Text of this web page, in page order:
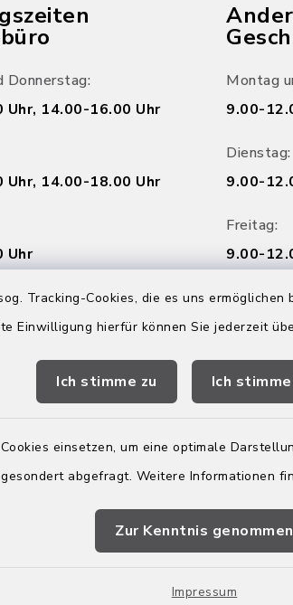
Tracking-Cookies, die es uns
Einwilligung hierfür können Sie jederzeit
Ich stimme zu Ich
einsetzen, um eine optimale
abgefragt. Weitere Informationen
Zur Kenntnis genommen
Impressum
Donnerstag:
Uhr, 14.00-16.00 Uhr
Uhr, 14.00-18.00 Uhr
Uhr
Montag
9.00-
Dienstag:
9.00-
Freitag:
9.00-